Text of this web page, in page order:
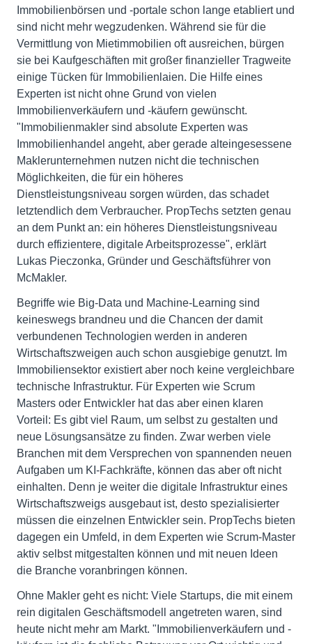
Immobilienbörsen und -portale schon lange etabliert und
sind nicht mehr wegzudenken. Während sie für die
Vermittlung von Mietimmobilien oft ausreichen, bürgen
sie bei Kaufgeschäften mit großer finanzieller Tragweite
einige Tücken für Immobilienlaien. Die Hilfe eines
Experten ist nicht ohne Grund von vielen
Immobilienverkäufern und -käufern gewünscht.
"Immobilienmakler sind absolute Experten was
Immobilienhandel angeht, aber gerade alteingesessene
Maklerunternehmen nutzen nicht die technischen
Möglichkeiten, die für ein höheres
Dienstleistungsniveau sorgen würden, das schadet
letztendlich dem Verbraucher. PropTechs setzten genau
an dem Punkt an: ein höheres Dienstleistungsniveau
durch effizientere, digitale Arbeitsprozesse", erklärt
Lukas Pieczonka, Gründer und Geschäftsführer von
McMakler.
Begriffe wie Big-Data und Machine-Learning sind
keineswegs brandneu und die Chancen der damit
verbundenen Technologien werden in anderen
Wirtschaftszweigen auch schon ausgiebige genutzt. Im
Immobiliensektor existiert aber noch keine vergleichbare
technische Infrastruktur. Für Experten wie Scrum
Masters oder Entwickler hat das aber einen klaren
Vorteil: Es gibt viel Raum, um selbst zu gestalten und
neue Lösungsansätze zu finden. Zwar werben viele
Branchen mit dem Versprechen von spannenden neuen
Aufgaben um KI-Fachkräfte, können das aber oft nicht
einhalten. Denn je weiter die digitale Infrastruktur eines
Wirtschaftszweigs ausgebaut ist, desto spezialisierter
müssen die einzelnen Entwickler sein. PropTechs bieten
dagegen ein Umfeld, in dem Experten wie Scrum-Master
aktiv selbst mitgestalten können und mit neuen Ideen
die Branche voranbringen können.
Ohne Makler geht es nicht: Viele Startups, die mit einem
rein digitalen Geschäftsmodell angetreten waren, sind
heute nicht mehr am Markt. "Immobilienverkäufern und -